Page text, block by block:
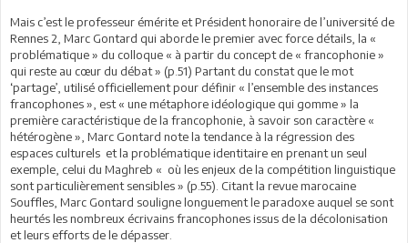
Mais c’est le professeur émérite et Président honoraire de l’université de
Rennes 2, Marc Gontard qui aborde le premier avec force détails, la «
problématique » du colloque « à partir du concept de « francophonie »
qui reste au cœur du débat » (p.51) Partant du constat que le mot
‘partage’, utilisé officiellement pour définir « l’ensemble des instances
francophones », est « une métaphore idéologique qui gomme » la
première caractéristique de la francophonie, à savoir son caractère «
hétérogène », Marc Gontard note la tendance à la régression des
espaces culturels et la problématique identitaire en prenant un seul
exemple, celui du Maghreb « où les enjeux de la compétition linguistique
sont particulièrement sensibles » (p.55). Citant la revue marocaine
Souffles, Marc Gontard souligne longuement le paradoxe auquel se sont
heurtés les nombreux écrivains francophones issus de la décolonisation
et leurs efforts de le dépasser.